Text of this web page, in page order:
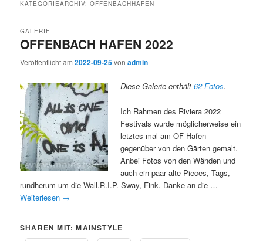
KATEGORIEARCHIV:OFFENBACHHAFEN
OFFENBACH HAFEN 2022
GALERIE
Veröffentlicht am2022-09-25vonadmin
Diese Galerie enthält62 Fotos.
Ich Rahmen des Riviera 2022
Festivals wurde möglicherweise ein
letztes mal am OF Hafen
gegenüber von den Gärten gemalt.
Anbei Fotos von den Wänden und
auch ein paar alte Pieces, Tags,
rundherum um die Wall.R.I.P. Sway, Fink. Danke an die …
Weiterlesen →
SHAREN MIT: MAINSTYLE